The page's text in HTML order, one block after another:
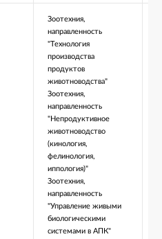
Зоотехния,
направленность
"Технология
производства
продуктов
животноводства"
Зоотехния,
направленность
"Непродуктивное
животноводство
(кинология,
фелинология,
иппология)"
Зоотехния,
направленность
"Управление живыми
биологическими
системами в АПК"